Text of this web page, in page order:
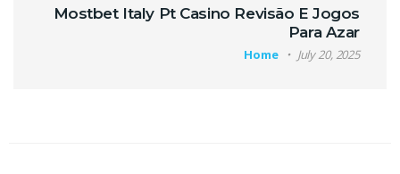
Mostbet Italy Pt Casino Revisão E Jogos
Para Azar
Home July 20, 2025